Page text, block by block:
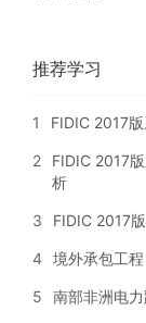
推荐学习
1 FIDIC 2017
2
FIDIC 2017
析
3 FIDIC 2017
4 境外承包工
5 南部非洲电